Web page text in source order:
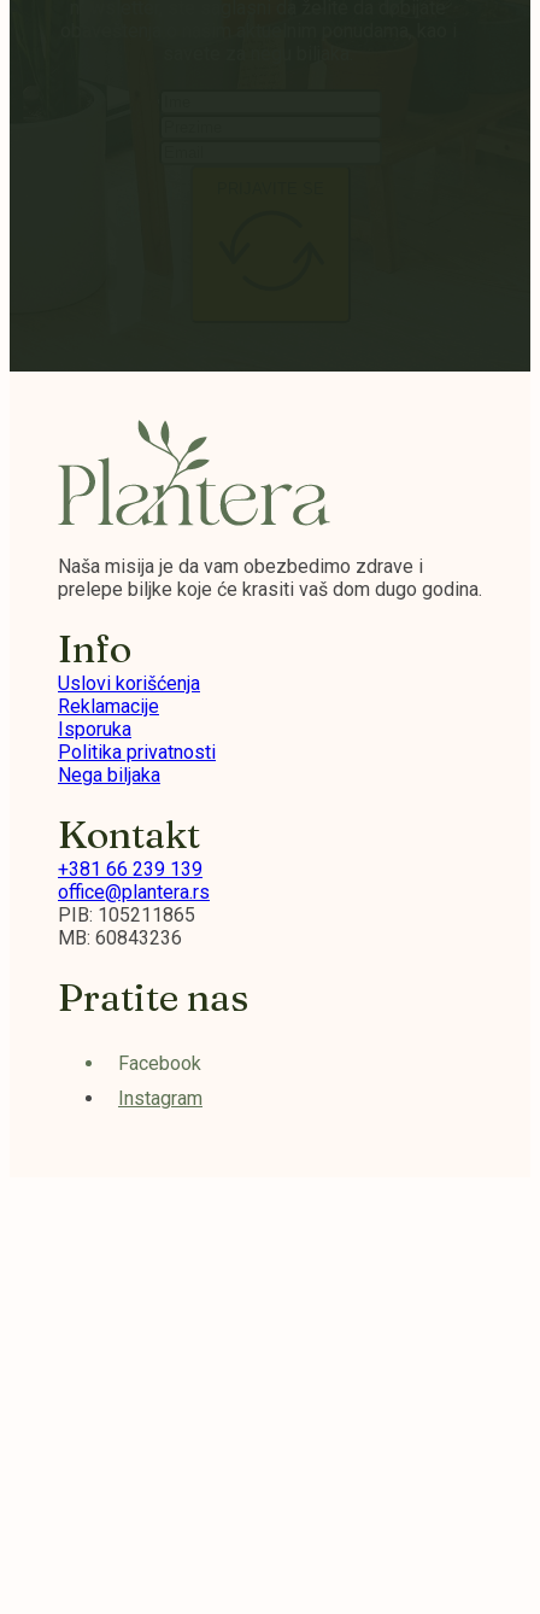
Naša misija je da vam obezbedimo zdrave i
prelepe biljke koje će krasiti vaš dom dugo godina.
Info
Uslovi korišćenja
Reklamacije
Isporuka
Politika privatnosti
Nega biljaka
Kontakt
+381 66 239 139
office@plantera.rs
PIB: 105211865
MB: 60843236
Pratite nas
Facebook
Instagram